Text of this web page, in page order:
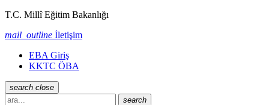
T.C. Millî Eğitim Bakanlığı
mail_outline İletişim
EBA Giriş
KKTC ÖBA
search close
search